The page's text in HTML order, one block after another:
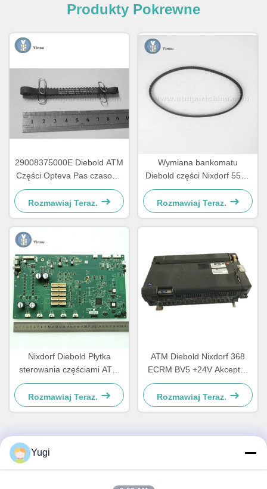
Produkty Pokrewne
29008375000E Diebold ATM
Części Opteva Pas czasowy
Pas transportowy Pas 67T
Rozmawiaj Teraz.
Wymiana bankomatu
Diebold części Nixdorf 5500
AFD 445T Pas transportowy
2900837500AH
Rozmawiaj Teraz.
Nixdorf Diebold Płytka
sterowania częściami ATM
Płytka główna CCA
Discovery 49242480000B
Rozmawiaj Teraz.
ATM Diebold Nixdorf 368
ECRM BV5 +24V Akceptor
rachunku Validator części
49238415000A
Rozmawiaj Teraz.
Szybki kontakt
Yugi